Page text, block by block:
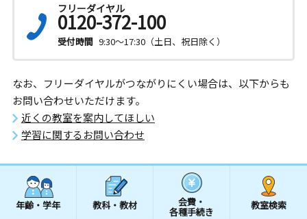
フリーダイヤル
0120-372-100
受付時間 9:30～17:30（土日、祝日除く）
なお、フリーダイヤルがつながりにくい場合は、以下からも
お問い合わせいただけます。
近くの教室を案内してほしい
学習に関するお問い合わせ
年齢・学年 教科・教材 会費・
各種手続き
教室検索